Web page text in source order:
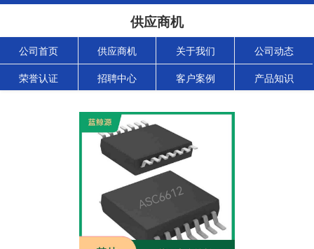
供应商机
公司首页 供应商机 关于我们 公司动态
荣誉认证 招聘中心 客户案例 产品知识